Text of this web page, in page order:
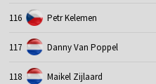
116 Petr Kelemen
117 Danny Van Poppel
118 Maikel Zijlaard